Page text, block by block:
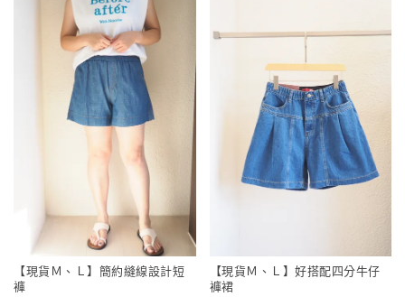
【現貨Ｍ、Ｌ】簡約縫線設計短
褲
【現貨Ｍ、Ｌ】好搭配四分牛仔
褲裙